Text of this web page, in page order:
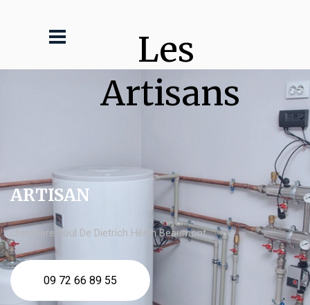
Les
Artisans
ARTISAN
chaudière fioul De Dietrich Hénin Beaumont
09 72 66 89 55